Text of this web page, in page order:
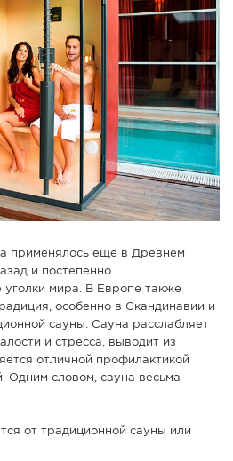
НОВОСТЬ
применялось еще в Древнем
и постепенно
уголки мира. В Европе также
особенно в Скандинавии и
сауны. Сауна расслабляет
и стресса, выводит из
отличной профилактикой
Одним словом, сауна весьма
от традиционной сауны или